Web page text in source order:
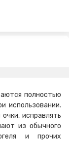
полностью
использовании.
исправлять
из обычного
и прочих